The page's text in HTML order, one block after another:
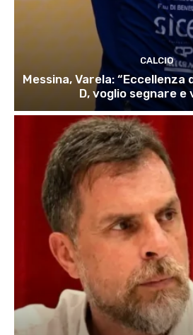
CALCIO
Messina, Varela: “Eccellenza
D, voglio segnare e